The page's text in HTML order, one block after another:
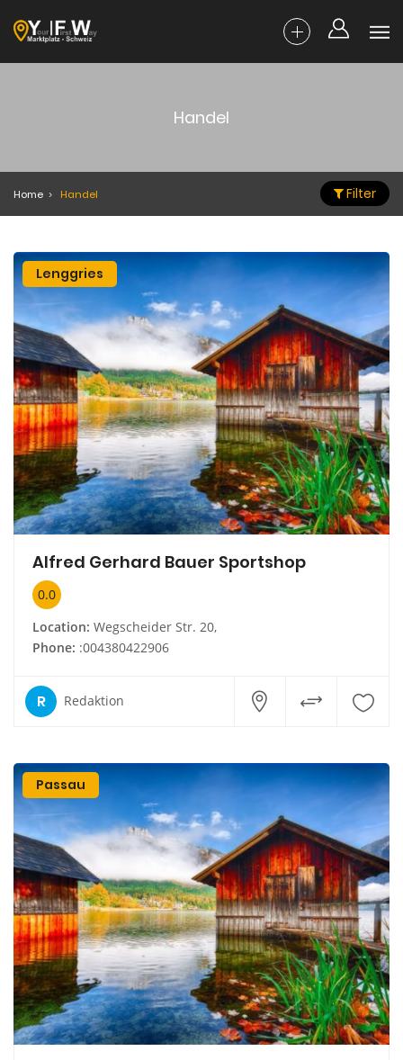
Handel
Home Handel Filter
Lenggries
Alfred Gerhard Bauer Sportshop
0.0
Location: Wegscheider Str. 20,
Phone: :004380422906
R Redaktion
Passau